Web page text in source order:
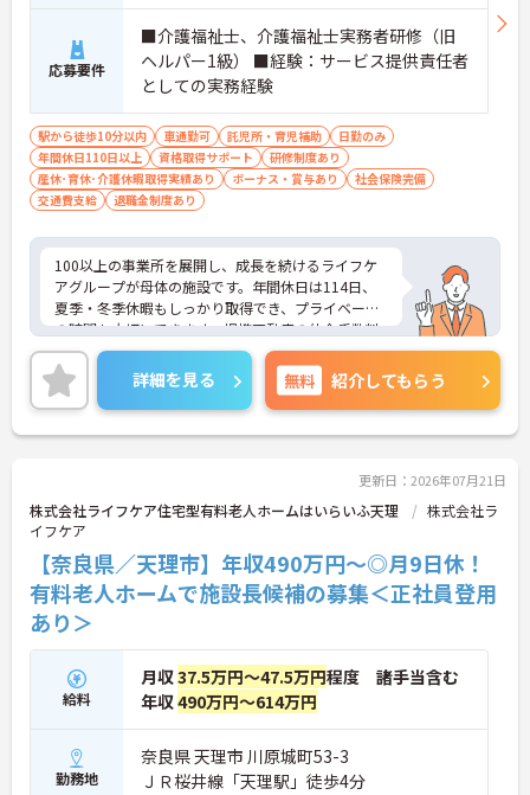
【キャリアパス制度により管理職へキャリアアップ
できます】
・偏った評価を防ぐ三者評価を取り入れたキャリア
パス制度を導入しています。実績が正当に評価され
るため高いモチベーションを維持しながら就業でき
ます 。
・介護スタッフからリーダーや施設長候補へと段階
的に進める環境です。将来設計を描きながら専門性
を高められます。
的に就業できる環境です】
・15年間で100以上の事業所へと成長し全国展開を
見据える安定した経営基盤があり、将来への不安を
抑えて長く働けます 。
・給与に加えて賞与年2回と業績賞与の支給実績が
あり、退職金制度も完備されているなど、日々の頑
張りがしっかりと還元される体制が整っています。
応募要件
■介護福祉士、介護福祉士実務者研修（旧
ヘルパー1級） ■経験：サービス提供責任者
としての実務経験
駅から徒歩10分以内 車通勤可 託児所・育児補助
日勤のみ
年間休日110日以上
資格取得サポート
研修制度あり
産休･育休･介護休暇取得実績あり
ボーナス・賞与あり
社会保険完備
交通費支給
退職金制度あり
100以上の事業所を展開し、成長を続けるライフケ
アグループが母体の施設です。年間休日は114日、
夏季・冬季休暇もしっかり取得でき、プライベート
の時間も大切にできます。提携不動産の仲介手数料
無料や企業主導型保育園の社員割引、鍼灸整骨院の
無料診療など、同法人ならではのユニークな福利厚
生も魅力です。「仕事を楽しむ」をモットーに、ア
ットホームでゆったりとした雰囲気のなか、あなた
の意見やアイデアを活かせます。資格取得支援やキ
にしながら安定した組織で長くキャリアを築きたい
方、向上心を持って積極的に業務に取り組める方か
らのご応募をお待ちしております。 ご興味のある方
は詳細等をお伝えしますので、お気軽にお問い合わ
せください。
詳細を見る 無料 紹介してもらう
更新日：2026年07月21日
株式会社ライフケア住宅型有料老人ホームはいらいふ天理
株式会社ラ
イフケア
【奈良県／天理市】年収490万円～◎月9日休！
有料老人ホームで施設長候補の募集＜正社員登用
あり＞
給料
月収37.5万円～47.5万円程度 諸手当含む
年収490万円～614万円
勤務地
奈良県 天理市 川原城町53-3
ＪＲ桜井線「天理駅」徒歩4分